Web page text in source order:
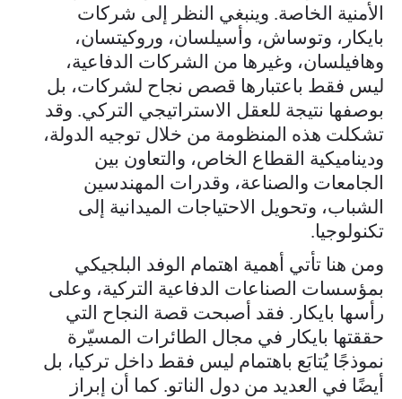
الأمنية الخاصة. وينبغي النظر إلى شركات
بايكار، وتوساش، وأسيلسان، وروكيتسان،
وهافيلسان، وغيرها من الشركات الدفاعية،
ليس فقط باعتبارها قصص نجاح لشركات، بل
بوصفها نتيجة للعقل الاستراتيجي التركي. وقد
تشكلت هذه المنظومة من خلال توجيه الدولة،
وديناميكية القطاع الخاص، والتعاون بين
الجامعات والصناعة، وقدرات المهندسين
الشباب، وتحويل الاحتياجات الميدانية إلى
تكنولوجيا.
ومن هنا تأتي أهمية اهتمام الوفد البلجيكي
بمؤسسات الصناعات الدفاعية التركية، وعلى
رأسها بايكار. فقد أصبحت قصة النجاح التي
حققتها بايكار في مجال الطائرات المسيّرة
نموذجًا يُتابَع باهتمام ليس فقط داخل تركيا، بل
أيضًا في العديد من دول الناتو. كما أن إبراز